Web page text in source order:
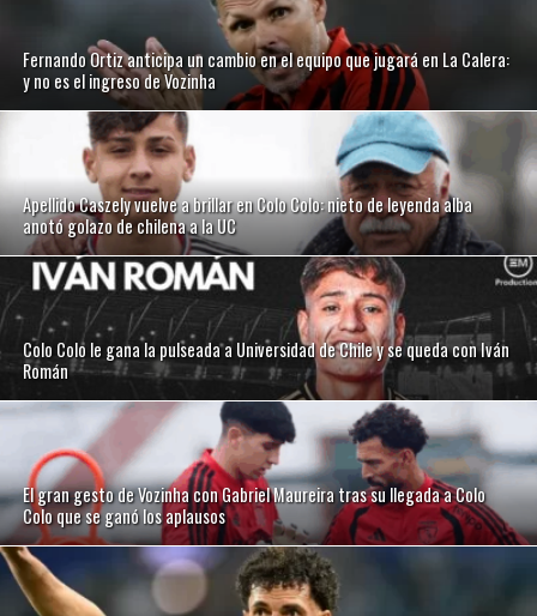
Fernando Ortiz anticipa un cambio en el equipo que jugará en La Calera:
y no es el ingreso de Vozinha
Apellido Caszely vuelve a brillar en Colo Colo: nieto de leyenda alba
anotó golazo de chilena a la UC
Colo Colo le gana la pulseada a Universidad de Chile y se queda con Iván
Román
El gran gesto de Vozinha con Gabriel Maureira tras su llegada a Colo
Colo que se ganó los aplausos